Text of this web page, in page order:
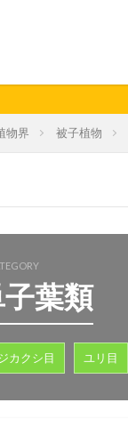
物界 被子植物
葉類
カクシ目 ユリ目